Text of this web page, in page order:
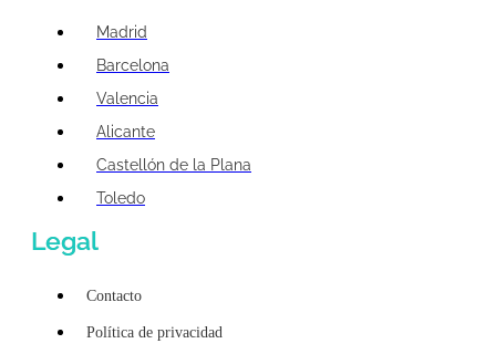
Madrid
Barcelona
Valencia
Alicante
Castellón de la Plana
Toledo
Legal
Contacto
Política de privacidad